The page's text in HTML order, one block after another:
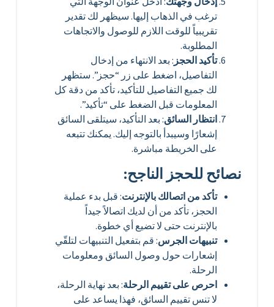
ترغب في الذهاب إليها. سيظهر لك تقدير
تقريبياً للوقت اللازم للوصول والاتجاهات
المطلوبة.
تأكيد الحجز: بعد الانتهاء من إدخال
التفاصيل، اضغط على زر “حجز”. ستظهر
لك جميع التفاصيل للتأكيد، تأكد من دقة كل
المعلومات قبل الضغط على “تأكيد”.
انتظار السائق: بعد التأكيد، سيتلقى السائق
إشعارًا وسيبدأ بالتوجه إليك. يمكنك تتبعه
على الخريطة مباشرة.
نصائح للحجز الناجح:
تأكد من اتصالك بالإنترنت: قبل بدء عملية
الحجز، تأكد من أن لديك اتصالاً جيداً
بالإنترنت حتى لا تضيع أي خطوة.
تنبيهات الجرس : قم بتفعيل التنبيهات لتلقّي
إشعارات حول وصول السائق ومعلومات
الرحلة.
احرص على تقييم الرحلة: بعد نهاية الرحلة،
لا تنس تقييم السائق، فهذا يساعد على